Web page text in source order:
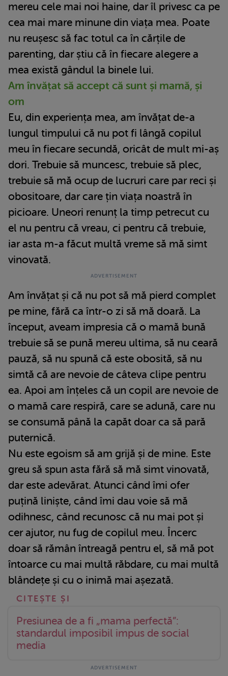
mereu cele mai noi haine, dar îl privesc ca pe
cea mai mare minune din viața mea. Poate
nu reușesc să fac totul ca în cărțile de
parenting, dar știu că în fiecare alegere a
mea există gândul la binele lui.
Am învățat să accept că sunt și mamă, și
om
Eu, din experiența mea, am învățat de-a
lungul timpului că nu pot fi lângă copilul
meu în fiecare secundă, oricât de mult mi-aș
dori. Trebuie să muncesc, trebuie să plec,
trebuie să mă ocup de lucruri care par reci și
obositoare, dar care țin viața noastră în
picioare. Uneori renunț la timp petrecut cu
el nu pentru că vreau, ci pentru că trebuie,
iar asta m-a făcut multă vreme să mă simt
vinovată.
Am învățat și că nu pot să mă pierd complet
pe mine, fără ca într-o zi să mă doară. La
început, aveam impresia că o mamă bună
trebuie să se pună mereu ultima, să nu ceară
pauză, să nu spună că este obosită, să nu
simtă că are nevoie de câteva clipe pentru
ea. Apoi am înțeles că un copil are nevoie de
o mamă care respiră, care se adună, care nu
se consumă până la capăt doar ca să pară
puternică.
Nu este egoism să am grijă și de mine. Este
greu să spun asta fără să mă simt vinovată,
dar este adevărat. Atunci când îmi ofer
puțină liniște, când îmi dau voie să mă
odihnesc, când recunosc că nu mai pot și
cer ajutor, nu fug de copilul meu. Încerc
doar să rămân întreagă pentru el, să mă pot
întoarce cu mai multă răbdare, cu mai multă
blândețe și cu o inimă mai așezată.
Presiunea de a fi „mama perfectă”:
standardul imposibil impus de social
media